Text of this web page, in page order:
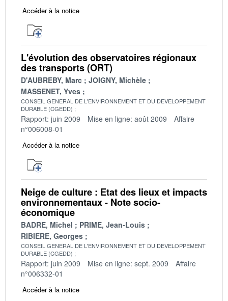
Accéder à la notice
L'évolution des observatoires régionaux
des transports (ORT)
D'AUBREBY, Marc
JOIGNY, Michèle
MASSENET, Yves
CONSEIL GENERAL DE L'ENVIRONNEMENT ET DU DEVELOPPEMENT
DURABLE (CGEDD)
Rapport: juin 2009 Mise en ligne: août 2009
Affaire
n°006008-01
Accéder à la notice
Neige de culture : Etat des lieux et impacts
environnementaux - Note socio-
économique
BADRE, Michel
PRIME, Jean-Louis
RIBIERE, Georges
CONSEIL GENERAL DE L'ENVIRONNEMENT ET DU DEVELOPPEMENT
DURABLE (CGEDD)
Rapport: juin 2009 Mise en ligne: sept. 2009
Affaire
n°006332-01
Accéder à la notice